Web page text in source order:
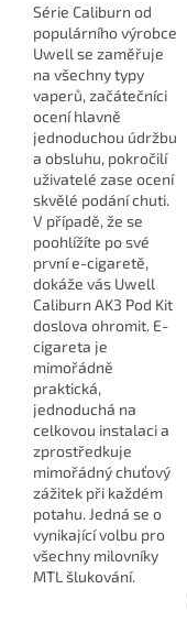
Série Caliburn od
populárního výrobce
Uwell se zaměřuje
na všechny typy
vaperů, začátečníci
ocení hlavně
jednoduchou údržbu
a obsluhu, pokročilí
uživatelé zase ocení
skvělé podání chuti.
V případě, že se
poohlížíte po své
první e-cigaretě,
dokáže vás Uwell
Caliburn AK3 Pod Kit
doslova ohromit. E-
cigareta je
mimořádně
praktická,
jednoduchá na
celkovou instalaci a
zprostředkuje
mimořádný chuťový
zážitek při každém
potahu. Jedná se o
vynikající volbu pro
všechny milovníky
MTL šlukování.